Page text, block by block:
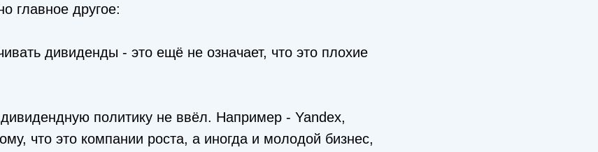
главное другое:
дивиденды - это ещё не означает, что это плохие
политику не ввёл. Например - Yandex,
что это компании роста, а иногда и молодой бизнес,